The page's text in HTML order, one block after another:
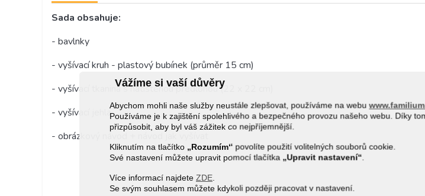
Vážíme si vaší důvěry
Abychom mohli naše služby neustále zlepšovat, používáme na webu
Používáme je k zajištění spolehlivého a bezpečného provozu našeho webu. Díky
přizpůsobit, aby byl váš zážitek co nejpříjemnější.
Kliknutím na tlačítko „Rozumím“ povolíte použití volitelných souborů cookie.
Své nastavení můžete upravit pomocí tlačítka „Upravit nastavení“
Více informací najdete ZDE
Se svým souhlasem můžete kdykoli později pracovat v nastavení.
Sada obsahuje:
- bavlnky
- vyšívací kruh - plastový bubínek (průměr 15 cm)
- vyšívací tkanina s natištěnou předlohou (22 x 22 cm)
- vyšívací jehla
- obrázkový návod + návod jak vyšívat